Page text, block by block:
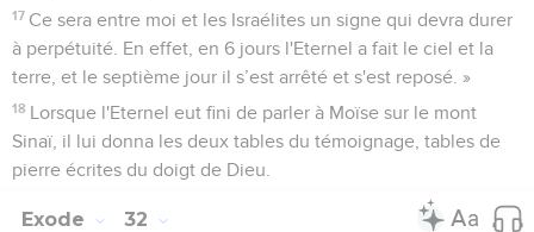
17 Ce sera entre moi et les Israélites un signe qui devra durer
à perpétuité. En effet, en 6 jours l'Eternel a fait le ciel et la
terre, et le septième jour il s’est arrêté et s'est reposé. »
18 Lorsque l'Eternel eut fini de parler à Moïse sur le mont
Sinaï, il lui donna les deux tables du témoignage, tables de
pierre écrites du doigt de Dieu.
Exode 32